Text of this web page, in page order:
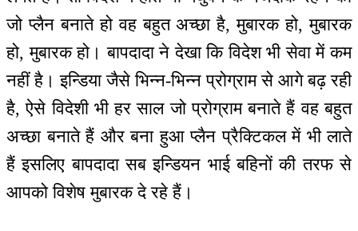
जो प्लैन बनाते हो वह बहुत अच्छा है, मुबारक हो, मुबारक
हो, मुबारक हो। बापदादा ने देखा कि विदेश भी सेवा में कम
नहीं है। इन्डिया जैसे भिन्न-भिन्न प्रोग्राम से आगे बढ़ रही
है, ऐसे विदेशी भी हर साल जो प्रोग्राम बनाते हैं वह बहुत
अच्छा बनाते हैं और बना हुआ प्लैन प्रैक्टिकल में भी लाते
हैं इसलिए बापदादा सब इन्डियन भाई बहिनों की तरफ से
आपको विशेष मुबारक दे रहे हैं।